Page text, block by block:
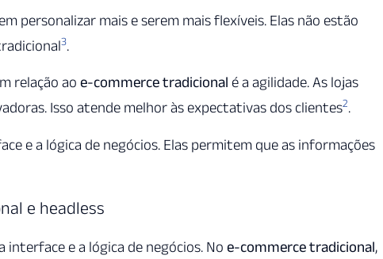
personalizar mais e serem mais flexíveis. Elas não estão
3.
relação ao e-commerce tradicional é a agilidade. As lojas
Isso atende melhor às expectativas dos clientes2.
e a lógica de negócios. Elas permitem que as informações
e headless
e a lógica de negócios. No e-commerce tradicional,